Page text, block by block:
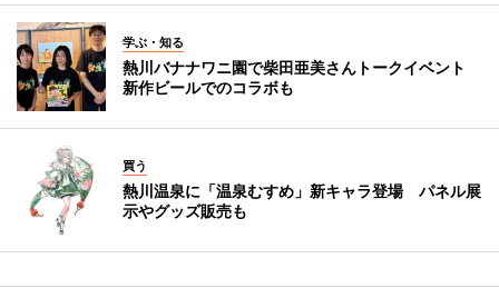
学ぶ・知る
熱川バナナワニ園で柴田亜美さんトークイベント
新作ビールでのコラボも
買う
熱川温泉に「温泉むすめ」新キャラ登場 パネル展
示やグッズ販売も